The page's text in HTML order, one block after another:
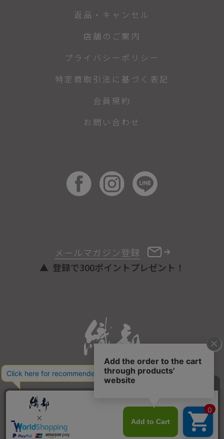
ONLINE STORE
メールマガジン登録
登録で300ポイントプレゼント！
返品・キャンセル
店舗のご案内
プライバシーポリシー
特定商取引法に基づく表記
会員規約
お問い合わせ
COPYRIGHT © ORIBE ALL RIGHTS RESERVED.